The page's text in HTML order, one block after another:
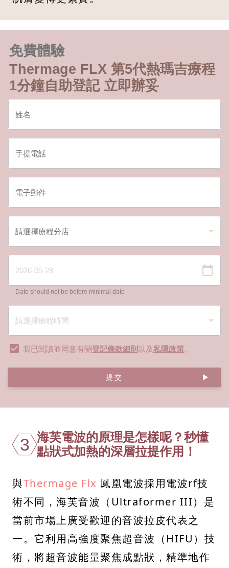
免費體驗
Thermage FLX 第5代熱瑪吉療程
1分鐘自助登記 立即辦妥
Date should not be before minimal date
我已閱讀並同意有關登記條款細則 以及私隱政策。
提交
3 海芙電波的原理是怎樣呢？秒懂
點狀式加熱的深層拉提作用！
與Thermage Flx 鳳凰電波採用電波rf技
術不同，海芙音波（Ultraformer III）是
當前市場上廣受歡迎的音波拉皮代表之
一。它利用高強度聚焦超音波（HIFU）技
術，將超音波能量聚焦成點狀，精準地作